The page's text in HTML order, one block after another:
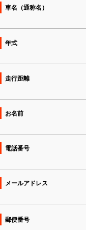
車名（通称名）
年式
走行距離
お名前
電話番号
メールアドレス
郵便番号